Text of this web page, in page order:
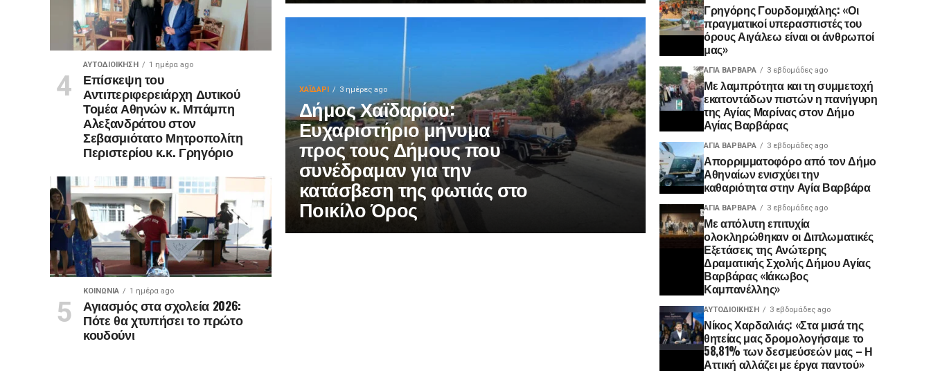
ΧΑΪΔΑΡΙ 3 ημέρες ago
Δήμος Χαϊδαρίου:
Ευχαριστήριο μήνυμα
προς τους Δήμους που
συνέδραμαν για την
κατάσβεση της φωτιάς στο
Ποικίλο Όρος
ΑΥΤΟΔΙΟΊΚΗΣΗ 1 ημέρα ago
Επίσκεψη του
Αντιπεριφερειάρχη Δυτικού
Τομέα Αθηνών κ. Μπάμπη
Αλεξανδράτου στον
Σεβασμιότατο Μητροπολίτη
Περιστερίου κ.κ. Γρηγόριο
ΚΟΙΝΩΝΊΑ 1 ημέρα ago
Αγιασμός στα σχολεία 2026:
Πότε θα χτυπήσει το πρώτο
κουδούνι
Γρηγόρης Γουρδομιχάλης: «Οι
πραγματικοί υπερασπιστές του
όρους Αιγάλεω είναι οι άνθρωποί
μας»
ΑΓΙΑ ΒΑΡΒΑΡΑ 3 εβδομάδες ago
Με λαμπρότητα και τη συμμετοχή
εκατοντάδων πιστών η πανήγυρη
της Αγίας Μαρίνας στον Δήμο
Αγίας Βαρβάρας
ΑΓΙΑ ΒΑΡΒΑΡΑ 3 εβδομάδες ago
Απορριμματοφόρο από τον Δήμο
Αθηναίων ενισχύει την
καθαριότητα στην Αγία Βαρβάρα
ΑΓΙΑ ΒΑΡΒΑΡΑ 3 εβδομάδες ago
Με απόλυτη επιτυχία
ολοκληρώθηκαν οι Διπλωματικές
Εξετάσεις της Ανώτερης
Δραματικής Σχολής Δήμου Αγίας
Βαρβάρας «Ιάκωβος
Καμπανέλλης»
ΑΥΤΟΔΙΟΊΚΗΣΗ 3 εβδομάδες ago
Νίκος Χαρδαλιάς: «Στα μισά της
θητείας μας δρομολογήσαμε το
58,81% των δεσμεύσεών μας – Η
Αττική αλλάζει με έργα παντού»